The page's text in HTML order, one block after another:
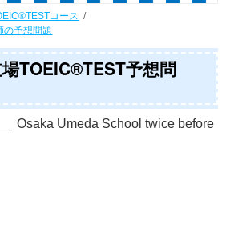
コース
の予想問題
TOEIC®TEST予想問
Osaka Umeda School twice before